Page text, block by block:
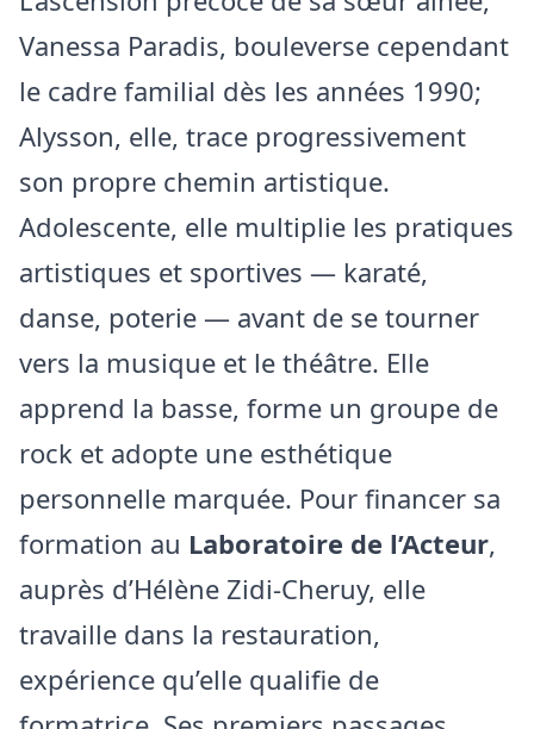
Vanessa Paradis, bouleverse cependant
le cadre familial dès les années 1990;
Alysson, elle, trace progressivement
son propre chemin artistique.
Adolescente, elle multiplie les pratiques
artistiques et sportives — karaté,
danse, poterie — avant de se tourner
vers la musique et le théâtre. Elle
apprend la basse, forme un groupe de
rock et adopte une esthétique
personnelle marquée. Pour financer sa
formation au Laboratoire de l’Acteur,
auprès d’Hélène Zidi‑Cheruy, elle
travaille dans la restauration,
expérience qu’elle qualifie de